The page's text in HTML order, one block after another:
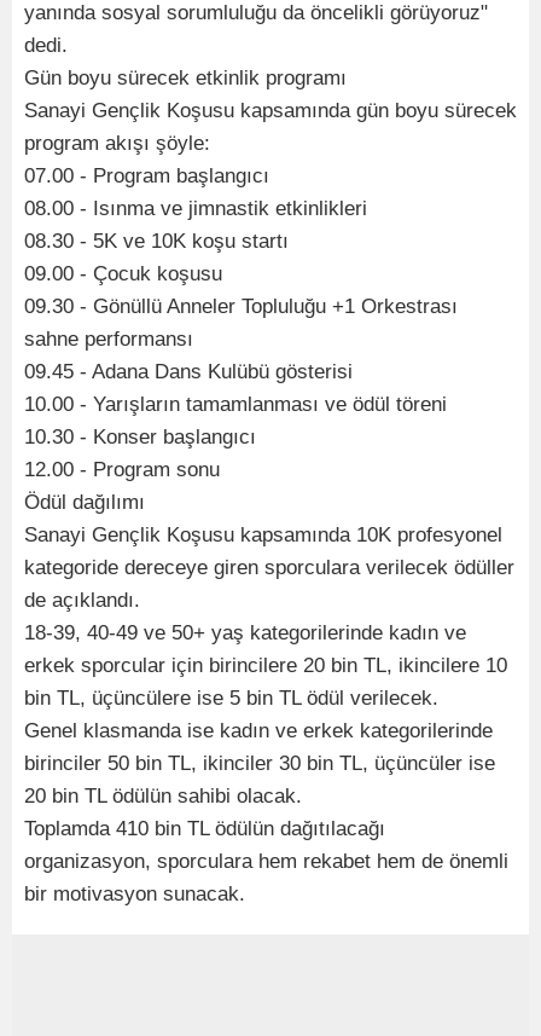
yanında sosyal sorumluluğu da öncelikli görüyoruz"
dedi.
Gün boyu sürecek etkinlik programı
Sanayi Gençlik Koşusu kapsamında gün boyu sürecek
program akışı şöyle:
07.00 - Program başlangıcı
08.00 - Isınma ve jimnastik etkinlikleri
08.30 - 5K ve 10K koşu startı
09.00 - Çocuk koşusu
09.30 - Gönüllü Anneler Topluluğu +1 Orkestrası
sahne performansı
09.45 - Adana Dans Kulübü gösterisi
10.00 - Yarışların tamamlanması ve ödül töreni
10.30 - Konser başlangıcı
12.00 - Program sonu
Ödül dağılımı
Sanayi Gençlik Koşusu kapsamında 10K profesyonel
kategoride dereceye giren sporculara verilecek ödüller
de açıklandı.
18-39, 40-49 ve 50+ yaş kategorilerinde kadın ve
erkek sporcular için birincilere 20 bin TL, ikincilere 10
bin TL, üçüncülere ise 5 bin TL ödül verilecek.
Genel klasmanda ise kadın ve erkek kategorilerinde
birinciler 50 bin TL, ikinciler 30 bin TL, üçüncüler ise
20 bin TL ödülün sahibi olacak.
Toplamda 410 bin TL ödülün dağıtılacağı
organizasyon, sporculara hem rekabet hem de önemli
bir motivasyon sunacak.